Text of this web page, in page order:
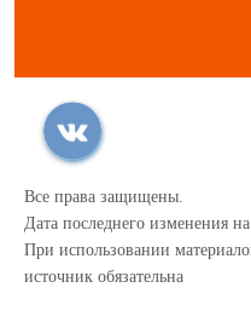
Все права защищены.
Дата последнего изменения
При использовании
источник обязательна